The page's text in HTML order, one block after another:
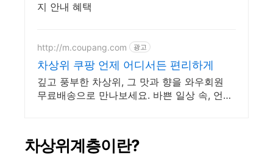
지 안내 혜택
http://m.coupang.com 광고
차상위 쿠팡 언제 어디서든 편리하게
깊고 풍부한 차상위, 그 맛과 향을 와우회원
무료배송으로 만나보세요. 바쁜 일상 속, 언제
차상위계층이란?